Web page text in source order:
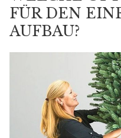
FÜR DEN
AUFBAU?